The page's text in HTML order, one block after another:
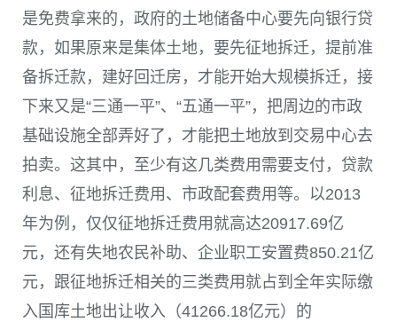
是免费拿来的，政府的土地储备中心要先向银行贷
款，如果原来是集体土地，要先征地拆迁，提前准
备拆迁款，建好回迁房，才能开始大规模拆迁，接
下来又是“三通一平”、“五通一平”，把周边的市政
基础设施全部弄好了，才能把土地放到交易中心去
拍卖。这其中，至少有这几类费用需要支付，贷款
利息、征地拆迁费用、市政配套费用等。以2013
年为例，仅仅征地拆迁费用就高达20917.69亿
元，还有失地农民补助、企业职工安置费850.21亿
元，跟征地拆迁相关的三类费用就占到全年实际缴
入国库土地出让收入（41266.18亿元）的